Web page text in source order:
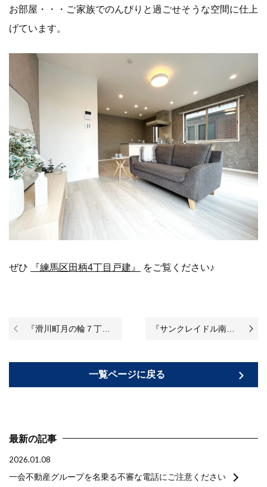
お部屋・・・ご家族でのんびりと過ごせそうな空間に仕上
げています。
ぜひ 『練馬区田柄4丁目戸建』 をご覧ください♪
『滑川町月の輪７丁目新築戸建A～Vintage Cafe Style』が完成いたしました！
一覧ページに戻る
『サンクレイドル南柏』のリノベーションが始まりました♪
最新の記事
2026.01.08
一会不動産グループを名乗る不審な電話にご注意ください